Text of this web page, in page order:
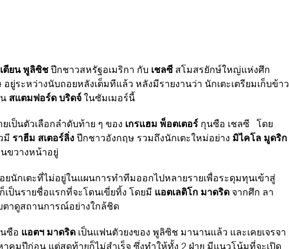
ตียน พูลิซิชปีกชาวสหรัฐอเมริกา กับ เชลซี สโมสรยักษ์ใหญ่แห่งศึก
ยู่ระหว่างนับถอยหลังเต็มทีแล้ว หลังมีรายงานว่า นักเตะเตรียมเก็บข้าว
สแตมฟอร์ด บริดจ์ในซัมเมอร์นี้
เป็นตัวเลือกลำดับท้าย ๆ ของ เกรแฮม พ็อตเตอร์ กุนซือ เชลซี โดย
มี ราฮีม สเตอร์ลิ่งปีกชาวอังกฤษ รวมถึงนักเตะใหม่อย่าง มิไคโล มูดริก
ขวางหน้าอยู่
ยนักเตะที่ไม่อยู่ในแผนการทำทีมออกไปหลายรายเพื่อระดุมทุนเข้าสู่
ป็นรายชื่อแรกที่จะโดนเขี่ยทิ้ง โดยมี แอตเลติโก มาดริด จากศึก ลา
ตาดูสถานการณ์อย่างใกล้ชิด
ซือ แอตฯ มาดริด เป็นแฟนตัวยงของ พูลิซิช มานานแล้ว และเคยเจรจา